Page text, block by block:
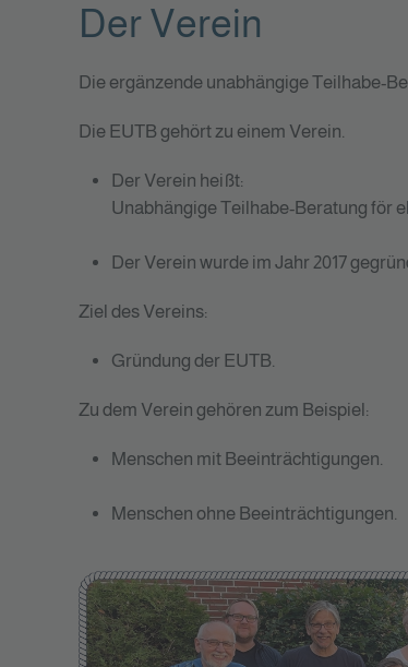
Der Verein
Die ergänzende unabhängige Teilhabe-
Die EUTB gehört zu einem Verein.
Der Verein heißt:
Unabhängige Teilhabe-Beratung för
Der Verein wurde im Jahr 2017
Ziel des Vereins:
Gründung der EUTB.
Zu dem Verein gehören zum Beispiel:
Menschen mit Beeinträchtigungen.
Menschen ohne Beeinträchtigungen.